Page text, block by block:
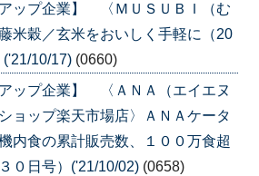
アップ企業】 〈ＭＵＳＵＢＩ（む
米穀／玄米をおいしく手軽に（20
10/17) (0660)
アップ企業】 〈ＡＮＡ（エイエヌ
ョップ楽天市場店〉ＡＮＡケータ
内食の累計販売数、１００万食超
０日号）('21/10/02) (0658)